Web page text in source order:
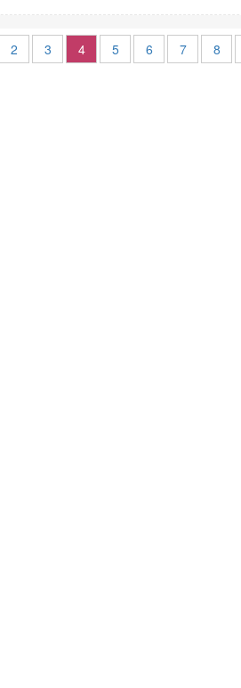
2 3 4 5 6 7 8